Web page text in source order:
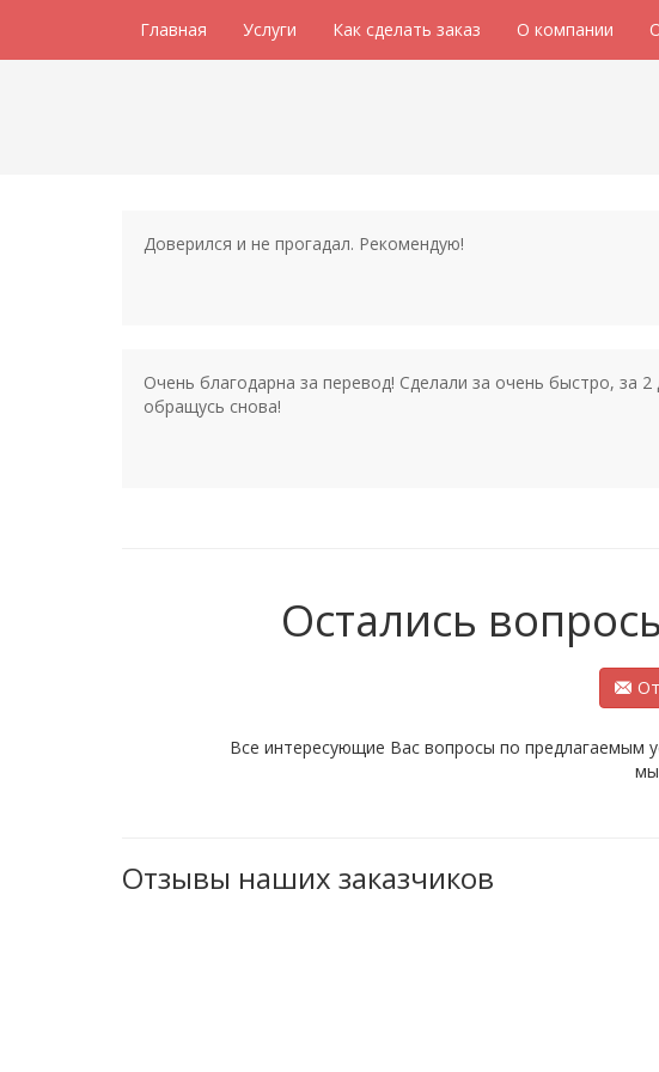
Главная Услуги Как сделать заказ О компании
Доверился и не прогадал. Рекомендую!
Очень благодарна за перевод! Сделали за очень быстро, за
обращусь снова!
Остались
Все интересующие Вас вопросы по предлагаемым
мы
Отзывы наших заказчиков